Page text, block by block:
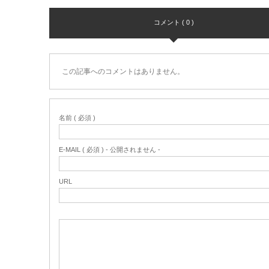
コメント ( 0 )
この記事へのコメントはありません。
名前 ( 必須 )
E-MAIL ( 必須 ) - 公開されません -
URL